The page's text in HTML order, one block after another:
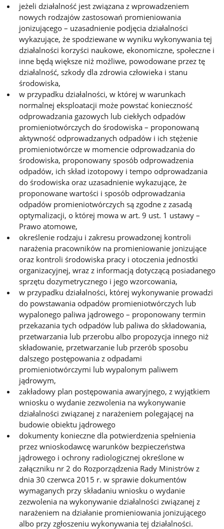
jeżeli działalność jest związana z wprowadzeniem
nowych rodzajów zastosowań promieniowania
jonizującego – uzasadnienie podjęcia działalności
wykazujące, że spodziewane w wyniku wykonywania tej
działalności korzyści naukowe, ekonomiczne, społeczne i
inne będą większe niż możliwe, powodowane przez tę
działalność, szkody dla zdrowia człowieka i stanu
środowiska,
w przypadku działalności, w której w warunkach
normalnej eksploatacji może powstać konieczność
odprowadzania gazowych lub ciekłych odpadów
promieniotwórczych do środowiska – proponowaną
aktywność odprowadzanych odpadów i ich stężenie
promieniotwórcze w momencie odprowadzania do
środowiska, proponowany sposób odprowadzenia
odpadów, ich skład izotopowy i tempo odprowadzania
do środowiska oraz uzasadnienie wykazujące, że
proponowane wartości i sposób odprowadzania
odpadów promieniotwórczych są zgodne z zasadą
optymalizacji, o której mowa w art. 9 ust. 1 ustawy –
Prawo atomowe,
określenie rodzaju i zakresu prowadzonej kontroli
narażenia pracowników na promieniowanie jonizujące
oraz kontroli środowiska pracy i otoczenia jednostki
organizacyjnej, wraz z informacją dotyczącą posiadanego
sprzętu dozymetrycznego i jego wzorcowania,
w przypadku działalności, której wykonywanie prowadzi
do powstawania odpadów promieniotwórczych lub
wypalonego paliwa jądrowego – proponowany termin
przekazania tych odpadów lub paliwa do składowania,
przetwarzania lub przerobu albo propozycja innego niż
składowanie, przetwarzanie lub przerób sposobu
dalszego postępowania z odpadami
promieniotwórczymi lub wypalonym paliwem
jądrowym,
zakładowy plan postępowania awaryjnego, z wyjątkiem
wniosku o wydanie zezwolenia na wykonywanie
działalności związanej z narażeniem polegającej na
budowie obiektu jądrowego
dokumenty konieczne dla potwierdzenia spełnienia
przez wnioskodawcę warunków bezpieczeństwa
jądrowego i ochrony radiologicznej określone w
załączniku nr 2 do Rozporządzenia Rady Ministrów z
dnia 30 czerwca 2015 r. w sprawie dokumentów
wymaganych przy składaniu wniosku o wydanie
zezwolenia na wykonywanie działalności związanej z
narażeniem na działanie promieniowania jonizującego
albo przy zgłoszeniu wykonywania tej działalności.